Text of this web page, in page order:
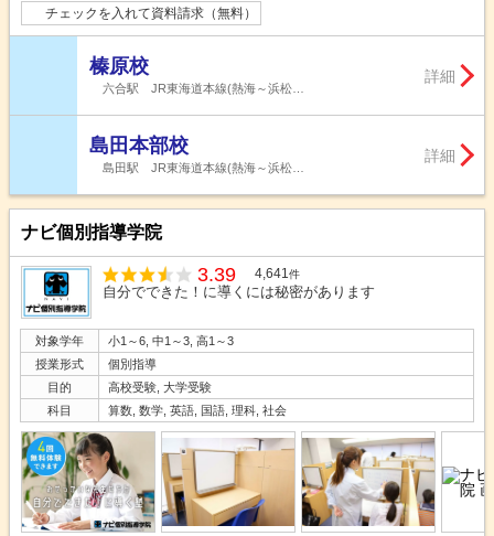
チェックを入れて資料請求（無料）
榛原校
六合駅 JR東海道本線(熱海～浜松…
詳細
島田本部校
島田駅 JR東海道本線(熱海～浜松…
詳細
ナビ個別指導学院
3.39 4,641件
自分でできた！に導くには秘密があります
対象学年
小1～6, 中1～3, 高1～3
授業形式
個別指導
目的
高校受験, 大学受験
科目
算数, 数学, 英語, 国語, 理科, 社会